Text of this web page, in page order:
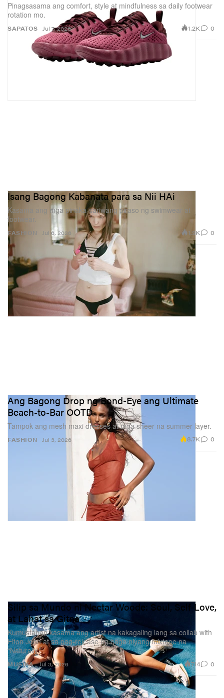
SAPATOS
Pinagsasama ang comfort, style at mindfulness sa daily footwear
rotation mo.
Jul 7, 2026 1.2K 0
FASHION
Isang Bagong Kabanata para sa Nii HAi
Kasama ang mga pinaka-sariwang piraso ng swimwear at
footwear.
Jul 6, 2026 1.9K 0
FASHION
Ang Bagong Drop ng Bond-Eye ang Ultimate
Beach-to-Bar OOTD
Tampok ang mesh maxi dresses at mga sheer na summer layer.
Jul 3, 2026 8.7K 0
MUSIKA
Silip sa Mundo ni Nectar Woode: Soul, Self‑Love,
at Lahat sa Gitna
Kumustahan kasama ang artist na kakagaling lang sa collab with
Elton John at sa pag-release ng bago niyang mixtape na
“Naturally.”
Jul 3, 2026 714 0